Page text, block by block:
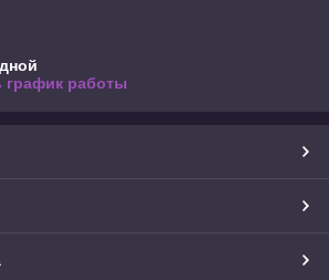
график работы